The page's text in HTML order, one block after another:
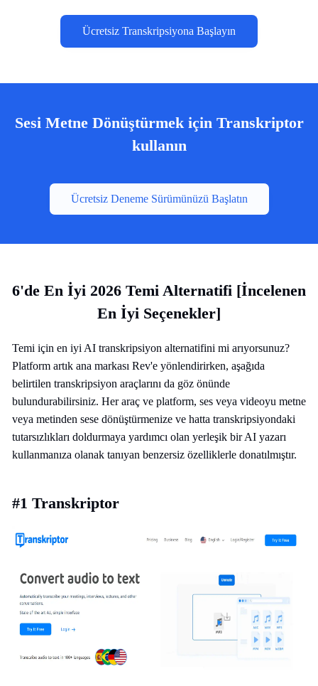
Ücretsiz Transkripsiyona Başlayın
Sesi Metne Dönüştürmek için Transkriptor
kullanın
Ücretsiz Deneme Sürümünüzü Başlatın
6'de En İyi 2026 Temi Alternatifi [İncelenen
En İyi Seçenekler]
Temi için en iyi AI transkripsiyon alternatifini mi arıyorsunuz?
Platform artık ana markası Rev'e yönlendirirken, aşağıda
belirtilen transkripsiyon araçlarını da göz önünde
bulundurabilirsiniz. Her araç ve platform, ses veya videoyu metne
veya metinden sese dönüştürmenize ve hatta transkripsiyondaki
tutarsızlıkları doldurmaya yardımcı olan yerleşik bir AI yazarı
kullanmanıza olanak tanıyan benzersiz özelliklerle donatılmıştır.
#1 Transkriptor